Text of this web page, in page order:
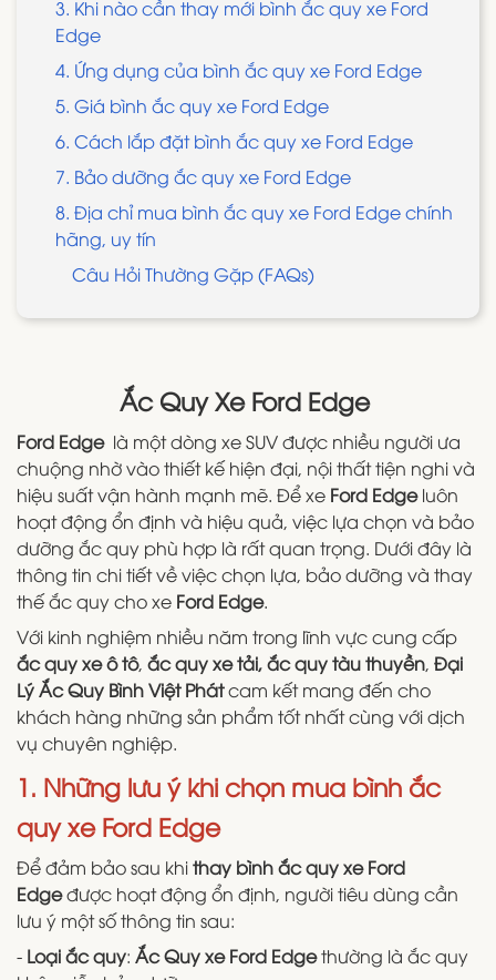
3. Khi nào cần thay mới bình ắc quy xe Ford
Edge
4. Ứng dụng của bình ắc quy xe Ford Edge
5. Giá bình ắc quy xe Ford Edge
6. Cách lắp đặt bình ắc quy xe Ford Edge
7. Bảo dưỡng ắc quy xe Ford Edge
8. Địa chỉ mua bình ắc quy xe Ford Edge chính
hãng, uy tín
Câu Hỏi Thường Gặp (FAQs)
Ắc Quy Xe Ford Edge
Ford Edge là một dòng xe SUV được nhiều người ưa
chuộng nhờ vào thiết kế hiện đại, nội thất tiện nghi và
hiệu suất vận hành mạnh mẽ. Để xe Ford Edgeluôn
hoạt động ổn định và hiệu quả, việc lựa chọn và bảo
dưỡng ắc quy phù hợp là rất quan trọng. Dưới đây là
thông tin chi tiết về việc chọn lựa, bảo dưỡng và thay
thế ắc quy cho xe Ford Edge.
Với kinh nghiệm nhiều năm trong lĩnh vực cung cấp
ắc quy xe ô tô, ắc quy xe tải,ắc quy tàu thuyền, Đại
Lý Ắc Quy Bình Việt Phátcam kết mang đến cho
khách hàng những sản phẩm tốt nhất cùng với dịch
vụ chuyên nghiệp.
1. Những lưu ý khi chọn mua bình ắc
quy xe Ford Edge
Để đảm bảo sau khithay bình ắc quy xe Ford
Edgeđược hoạt động ổn định, người tiêu dùng cần
lưu ý một số thông tin sau:
- Loại ắc quy: Ắc Quy xe Ford Edgethường là ắc quy